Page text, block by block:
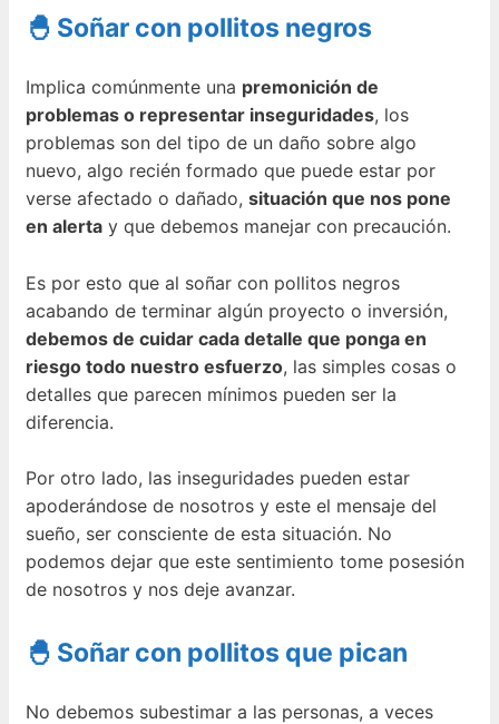
🐣 Soñar con pollitos negros
Implica comúnmente una premonición de
problemas o representar inseguridades, los
problemas son del tipo de un daño sobre algo
nuevo, algo recién formado que puede estar por
verse afectado o dañado, situación que nos pone
en alerta y que debemos manejar con precaución.
Es por esto que al soñar con pollitos negros
acabando de terminar algún proyecto o inversión,
debemos de cuidar cada detalle que ponga en
riesgo todo nuestro esfuerzo, las simples cosas o
detalles que parecen mínimos pueden ser la
diferencia.
Por otro lado, las inseguridades pueden estar
apoderándose de nosotros y este el mensaje del
sueño, ser consciente de esta situación. No
podemos dejar que este sentimiento tome posesión
de nosotros y nos deje avanzar.
🐣 Soñar con pollitos que pican
No debemos subestimar a las personas, a veces